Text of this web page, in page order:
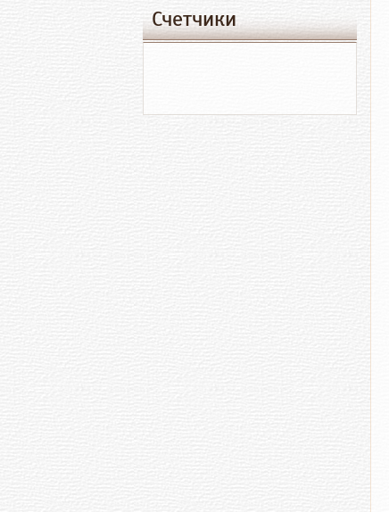
Счетчики